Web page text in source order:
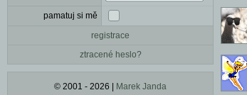
pamatuj si mě
registrace
ztracené heslo?
© 2001 - 2026 | Marek Janda